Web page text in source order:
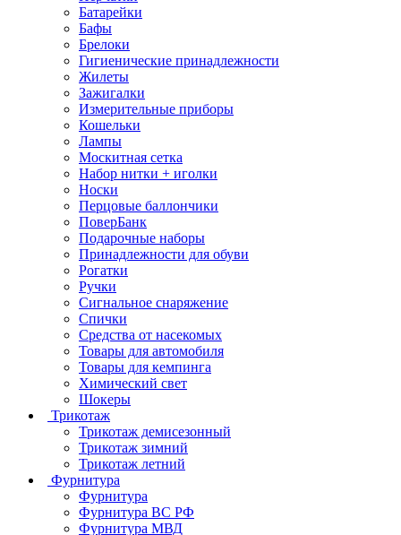
Батарейки
Бафы
Брелоки
Гигиенические принадлежности
Жилеты
Зажигалки
Измерительные приборы
Кошельки
Лампы
Москитная сетка
Набор нитки + иголки
Носки
Перцовые баллончики
ПоверБанк
Подарочные наборы
Принадлежности для обуви
Рогатки
Ручки
Сигнальное снаряжение
Спички
Средства от насекомых
Товары для автомобиля
Товары для кемпинга
Химический свет
Шокеры
Трикотаж
Трикотаж демисезонный
Трикотаж зимний
Трикотаж летний
Фурнитура
Фурнитура
Фурнитура ВС РФ
Фурнитура МВД